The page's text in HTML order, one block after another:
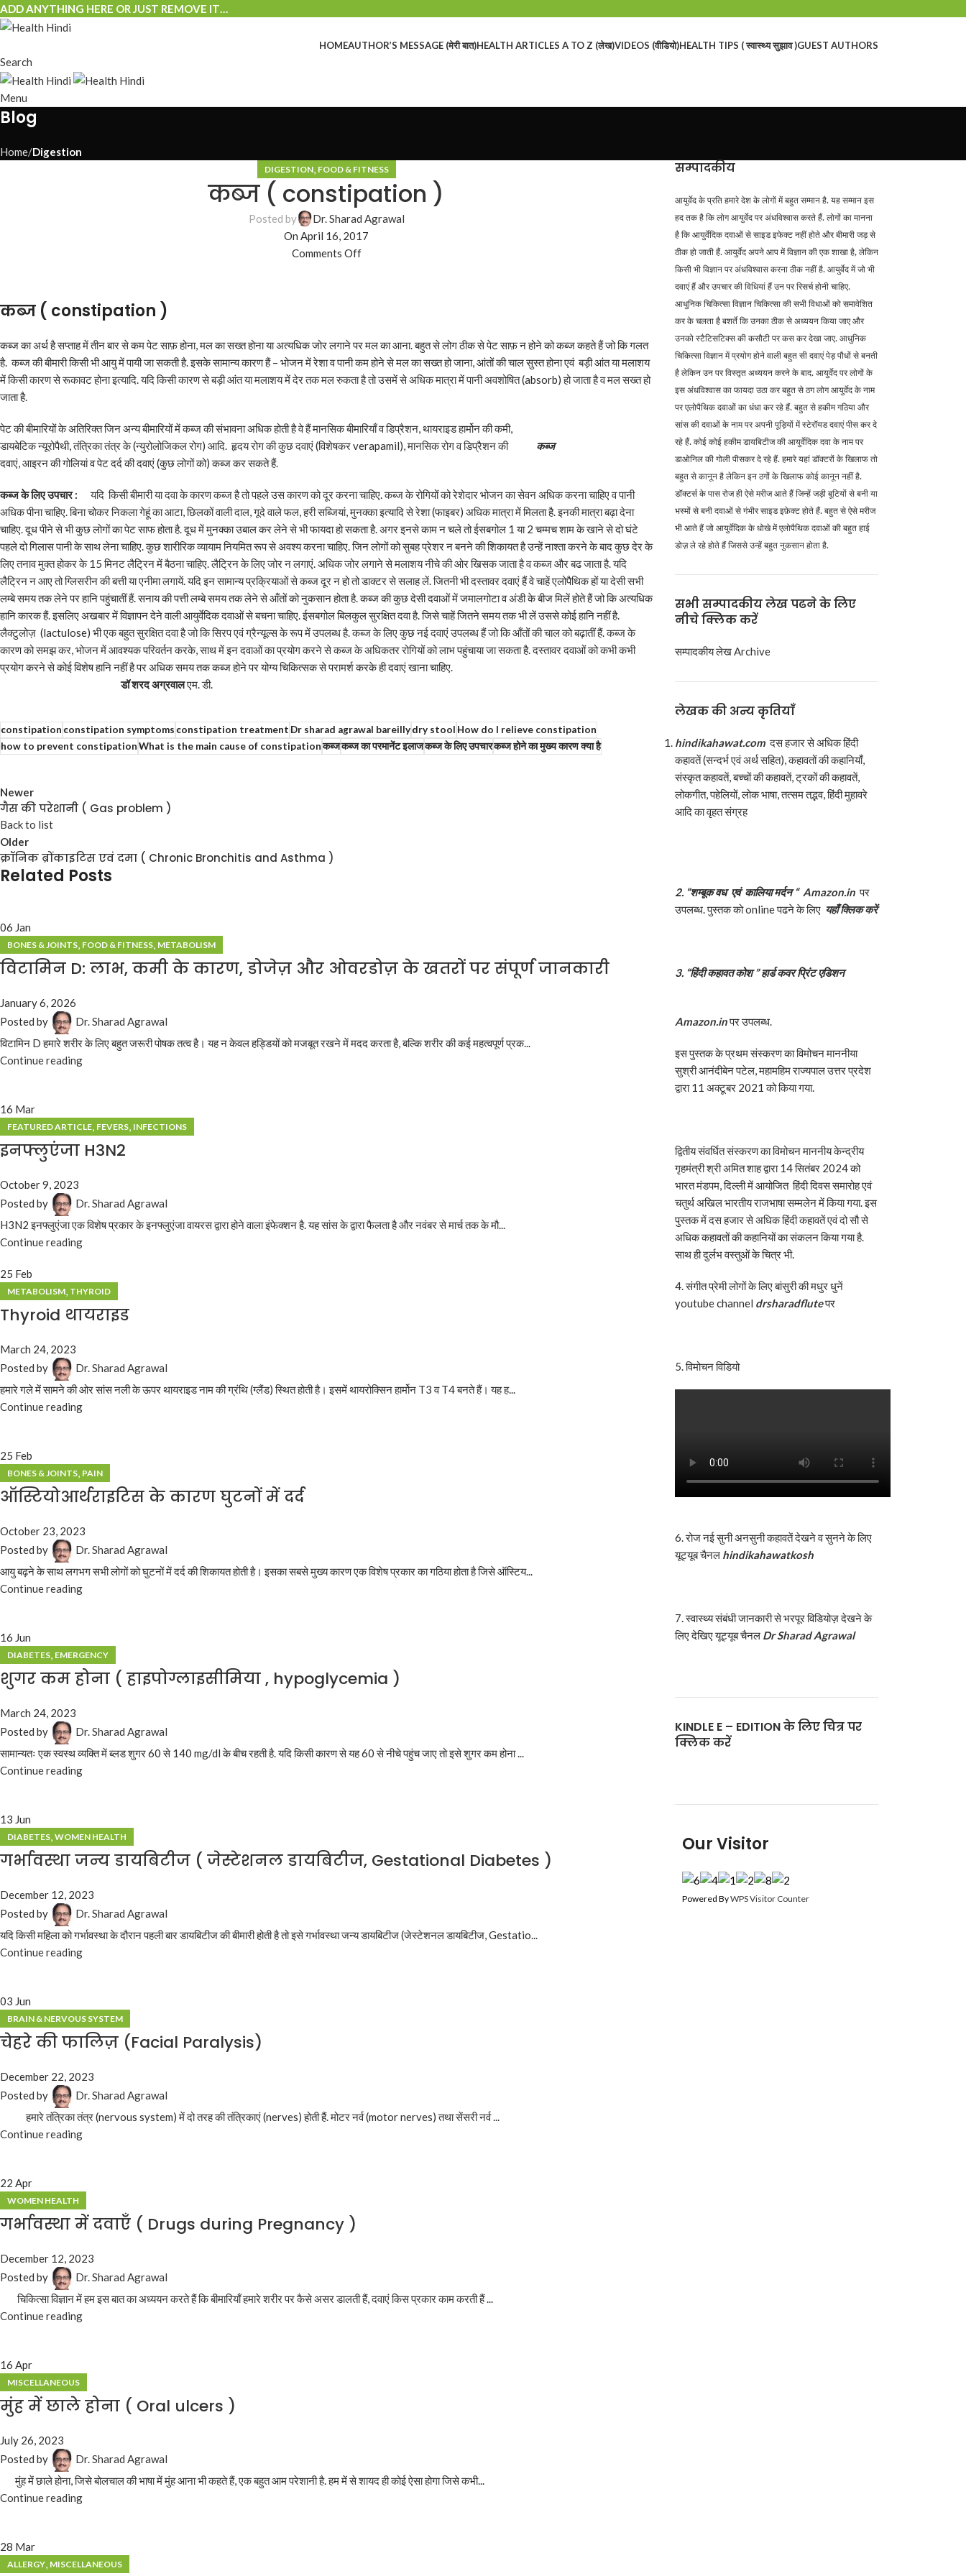
ADD ANYTHING HERE OR JUST REMOVE IT…
HOMEAUTHOR’S MESSAGE (मेरी बात)HEALTH ARTICLES A TO Z (लेख)VIDEOS (वीडियो)HEALTH TIPS ( स्वास्थ्य सुझाव )GUEST AUTHORS
Search
Menu
Blog
Home Digestion
DIGESTION, FOOD & FITNESS
कब्ज ( constipation )
Posted by
Dr. Sharad Agrawal
On April 16, 2017
Comments Off
कब्ज ( constipation )
कब्ज का अर्थ है सप्ताह में तीन बार से कम पेट साफ़ होना, मल का सख्त होना या अत्यधिक जोर लगाने पर मल का आना. बहुत से लोग ठीक से पेट साफ़ न होने को कब्ज कहते हैं जो कि गलत
है. कब्ज की बीमारी किसी भी आयु में पायी जा सकती है. इसके सामान्य कारण हैं – भोजन में रेशा व पानी कम होने से मल का सख्त हो जाना, आंतों की चाल सुस्त होना एवं बड़ी आंत या मलाशय
में किसी कारण से रूकावट होना इत्यादि. यदि किसी कारण से बड़ी आंत या मलाशय में देर तक मल रुकता है तो उसमें से अधिक मात्रा में पानी अवशोषित (absorb) हो जाता है व मल सख्त हो
जाता है.
कब्ज
पेट की बीमारियों के अतिरिक्त जिन अन्य बीमारियों में कब्ज की संभावना अधिक होती है वे हैं मानसिक बीमारियाँ व डिप्रैशन, थायराइड हार्मोन की कमी,
डायबेटिक न्यूरोपैथी, तंत्रिका तंत्र के (न्युरोलोजिकल रोग) आदि. हृदय रोग की कुछ दवाएं (विशेषकर verapamil), मानसिक रोग व डिप्रैशन की
दवाएं, आइरन की गोलियां व पेट दर्द की दवाएं (कुछ लोगों को) कब्ज कर सकते हैं.
कब्ज के लिए उपचार :
यदि किसी बीमारी या दवा के कारण कब्ज है तो पहले उस कारण को दूर करना चाहिए. कब्ज के रोगियों को रेशेदार भोजन का सेवन अधिक करना चाहिए व पानी
अधिक पीना चाहिए. बिना चोकर निकला गेहूं का आटा, छिलकों वाली दाल, गूदे वाले फल, हरी सब्जियां, मुनक्का इत्यादि से रेशा (फाइबर) अधिक मात्रा में मिलता है. इनकी मात्रा बढ़ा देना
चाहिए. दूध पीने से भी कुछ लोगों का पेट साफ होता है. दूध में मुनक्का उबाल कर लेने से भी फायदा हो सकता है. अगर इनसे काम न चले तो ईसबगोल 1 या 2 चम्मच शाम के खाने से दो घंटे
पहले दो गिलास पानी के साथ लेना चाहिए. कुछ शारीरिक व्यायाम नियमित रूप से अवश्य करना चाहिए. जिन लोगों को सुबह प्रेशर न बनने की शिकायत है उन्हें नाश्ता करने के बाद कुछ देर के
लिए तनाव मुक्त होकर के 15 मिनट लैट्रिन में बैठना चाहिए. लैट्रिन के लिए जोर न लगाएं. अधिक जोर लगाने से मलाशय नीचे की ओर खिसक जाता है व कब्ज और बढ जाता है. यदि
लैट्रिन न आए तो ग्लिसरीन की बत्ती या एनीमा लगायें. यदि इन सामान्य प्रक्रियाओं से कब्ज दूर न हो तो डाक्टर से सलाह लें. जितनी भी दस्तावर दवाएं हैं वे चाहें एलोपैथिक हों या देसी सभी
लम्बे समय तक लेने पर हानि पहुंचातीं हैं. सनाय की पत्ती लम्बे समय तक लेने से आँतों को नुकसान होता है. कब्ज की कुछ देसी दवाओं में जमालगोटा व अंडी के बीज मिलें होते हैं जो कि अत्यधिक
हानि कारक हैं. इसलिए अखबार में विज्ञापन देने वाली आयुर्वेदिक दवाओं से बचना चाहिए. ईसबगोल बिलकुल सुरक्षित दवा है. जिसे चाहें जितने समय तक भी लें उससे कोई हानि नहीं है.
लैक्टुलोज़ (lactulose) भी एक बहुत सुरक्षित दवा है जो कि सिरप एवं ग्रैन्यूल्स के रूप में उपलब्ध है. कब्ज के लिए कुछ नई दवाएं उपलब्ध हैं जो कि आँतों की चाल को बढ़ातीं हैं. कब्ज के
कारण को समझ कर, भोजन में आवश्यक परिवर्तन करके, साथ में इन दवाओं का प्रयोग करने से कब्ज के अधिकतर रोगियों को लाभ पहुंचाया जा सकता है. दस्तावर दवाओं को कभी कभी
प्रयोग करने से कोई विशेष हानि नहीं है पर अधिक समय तक कब्ज होने पर योग्य चिकित्सक से परामर्श करके ही दवाएं खाना चाहिए.
डॉ शरद अग्रवालएम. डी.
constipationconstipation symptomsconstipation treatmentDr sharad agrawal bareillydry stoolHow do I relieve constipation
how to prevent constipationWhat is the main cause of constipationकब्जकब्ज का परमानेंट इलाजकब्ज के लिए उपचारकब्ज होने का मुख्य कारण क्या है
Newer
गैस की परेशानी ( Gas problem )
Back to list
Older
क्रॉनिक ब्रोंकाइटिस एवं दमा ( Chronic Bronchitis and Asthma )
Related Posts
06 Jan
BONES & JOINTS, FOOD & FITNESS, METABOLISM
विटामिन D: लाभ, कमी के कारण, डोजेज़ और ओवरडोज़ के खतरों पर संपूर्ण जानकारी
January 6, 2026
Posted by
Dr. Sharad Agrawal
विटामिन D हमारे शरीर के लिए बहुत जरूरी पोषक तत्व है। यह न केवल हड्डियों को मजबूत रखने में मदद करता है, बल्कि शरीर की कई महत्वपूर्ण प्रक...
Continue reading
16 Mar
FEATURED ARTICLE, FEVERS, INFECTIONS
इनफ्लुएंजा H3N2
October 9, 2023
Posted by
Dr. Sharad Agrawal
H3N2 इनफ्लुएंजा एक विशेष प्रकार के इनफ्लुएंजा वायरस द्वारा होने वाला इंफेक्शन है. यह सांस के द्वारा फैलता है और नवंबर से मार्च तक के मौ...
Continue reading
25 Feb
METABOLISM, THYROID
Thyroid थायराइड
March 24, 2023
Posted by
Dr. Sharad Agrawal
हमारे गले में सामने की ओर सांस नली के ऊपर थायराइड नाम की ग्रंथि (ग्लैंड) स्थित होती है। इसमें थायरोक्सिन हार्मोन T3 व T4 बनते हैं। यह ह...
Continue reading
25 Feb
BONES & JOINTS, PAIN
ऑस्टियोआर्थराइटिस के कारण घुटनों में दर्द
October 23, 2023
Posted by
Dr. Sharad Agrawal
आयु बढ़ने के साथ लगभग सभी लोगों को घुटनों में दर्द की शिकायत होती है। इसका सबसे मुख्य कारण एक विशेष प्रकार का गठिया होता है जिसे ऑस्टिय...
Continue reading
16 Jun
DIABETES, EMERGENCY
शुगर कम होना ( हाइपोग्लाइसीमिया , hypoglycemia )
March 24, 2023
Posted by
Dr. Sharad Agrawal
सामान्यतः एक स्वस्थ व्यक्ति में ब्लड शुगर 60 से 140 mg/dl के बीच रहती है. यदि किसी कारण से यह 60 से नीचे पहुंच जाए तो इसे शुगर कम होना ...
Continue reading
13 Jun
DIABETES, WOMEN HEALTH
गर्भावस्था जन्य डायबिटीज ( जेस्टेशनल डायबिटीज, Gestational Diabetes )
December 12, 2023
Posted by
Dr. Sharad Agrawal
यदि किसी महिला को गर्भावस्था के दौरान पहली बार डायबिटीज की बीमारी होती है तो इसे गर्भावस्था जन्य डायबिटीज (जेस्टेशनल डायबिटीज, Gestatio...
Continue reading
03 Jun
BRAIN & NERVOUS SYSTEM
चेहरे की फालिज़ (Facial Paralysis)
December 22, 2023
Posted by
Dr. Sharad Agrawal
हमारे तंत्रिका तंत्र (nervous system) में दो तरह की तंत्रिकाएं (nerves) होती हैं. मोटर नर्व (motor nerves) तथा सेंसरी नर्व ...
Continue reading
22 Apr
WOMEN HEALTH
गर्भावस्था में दवाएँ ( Drugs during Pregnancy )
December 12, 2023
Posted by
Dr. Sharad Agrawal
चिकित्सा विज्ञान में हम इस बात का अध्ययन करते हैं कि बीमारियाँ हमारे शरीर पर कैसे असर डालती हैं, दवाएं किस प्रकार काम करती हैं ...
Continue reading
16 Apr
MISCELLANEOUS
मुंह में छाले होना ( Oral ulcers )
July 26, 2023
Posted by
Dr. Sharad Agrawal
मुंह में छाले होना, जिसे बोलचाल की भाषा में मुंह आना भी कहते हैं, एक बहुत आम परेशानी है. हम में से शायद ही कोई ऐसा होगा जिसे कभी...
Continue reading
28 Mar
ALLERGY, MISCELLANEOUS
सम्पादकीय
आयुर्वेद के प्रति हमारे देश के लोगों में बहुत सम्मान है. यह सम्मान इस
हद तक है कि लोग आयुर्वेद पर अंधविश्वास करते हैं. लोगों का मानना
है कि आयुर्वेदिक दवाओं से साइड इफेक्ट नहीं होते और बीमारी जड़ से
ठीक हो जाती हैं. आयुर्वेद अपने आप में विज्ञान की एक शाखा है,लेकिन
किसी भी विज्ञान पर अंधविश्वास करना ठीक नहीं है. आयुर्वेद में जो भी
दवाएं हैं और उपचार की विधियां हैं उन पर रिसर्च होनी चाहिए.
आधुनिक चिकित्सा विज्ञान चिकित्सा की सभी विधाओं को समावेशित
कर के चलता है बशर्ते कि उनका ठीक से अध्ययन किया जाए और
उनको स्टैटिसटिक्स की कसौटी पर कस कर देखा जाए. आधुनिक
चिकित्सा विज्ञान में प्रयोग होने वाली बहुत सी दवाएं पेड़ पौधों से बनती
है लेकिन उन पर विस्तृत अध्ययन करने के बाद. आयुर्वेद पर लोगों के
इस अंधविश्वास का फायदा उठा कर बहुत से ठग लोग आयुर्वेद के नाम
पर एलोपैथिक दवाओं का धंधा कर रहे हैं. बहुत से हकीम गठिया और
सांस की दवाओं के नाम पर अपनी पूड़ियों में स्टेरॉयड दवाएं पीस कर दे
रहे हैं. कोई कोई हकीम डायबिटीज की आयुर्वेदिक दवा के नाम पर
डाओनिल की गोली पीसकर दे रहे हैं. हमारे यहां डॉक्टरों के खिलाफ तो
बहुत से कानून है लेकिन इन ठगों के खिलाफ कोई कानून नहीं है.
डॉक्टर्स के पास रोज ही ऐसे मरीज आते हैं जिन्हें जड़ी बूटियों से बनी या
भस्मों से बनी दवाओं से गंभीर साइड इफ़ेक्ट होते हैं. बहुत से ऐसे मरीज
भी आते हैं जो आयुर्वेदिक के धोखे में एलोपैथिक दवाओं की बहुत हाई
डोज़ ले रहे होते हैं जिससे उन्हें बहुत नुकसान होता है.
सभी सम्पादकीय लेख पढने के लिए
नीचे क्लिक करें
सम्पादकीय लेख Archive
लेखक की अन्य कृतियाँ
hindikahawat.comदस हजार से अधिक हिंदी
कहावतें (सन्दर्भ एवं अर्थ सहित), कहावतों की कहानियाँ,
संस्कृत कहावतें, बच्चों की कहावतें, ट्रकों की कहावतें,
लोकगीत, पहेलियों, लोक भाषा, तत्सम तद्भव, हिंदी मुहावरे
आदि का वृहत संग्रह
2. “शम्बूक वध एवं कालिया मर्दन “ Amazon.inपर
उपलब्ध. पुस्तक को online पढने के लिए यहाँ क्लिक करें
3. “हिंदी कहावत कोश ” हार्ड कवर प्रिंट एडिशन
Amazon.inपर उपलब्ध.
इस पुस्तक के प्रथम संस्करण का विमोचन माननीया
सुश्री आनंदीबेन पटेल, महामहिम राज्यपाल उत्तर प्रदेश
द्वारा 11 अक्टूबर 2021 को किया गया.
द्वितीय संवर्धित संस्करण का विमोचन माननीय केन्द्रीय
गृहमंत्री श्री अमित शाह द्वारा 14 सितंबर 2024 को
भारत मंडपम, दिल्ली में आयोजित हिंदी दिवस समारोह एवं
चतुर्थ अखिल भारतीय राजभाषा सम्मलेन में किया गया. इस
पुस्तक में दस हजार से अधिक हिंदी कहावतें एवं दो सौ से
अधिक कहावतों की कहानियों का संकलन किया गया है.
साथ ही दुर्लभ वस्तुओं के चित्र भी.
4. संगीत प्रेमी लोगों के लिए बांसुरी की मधुर धुनें
youtube channel drsharadfluteपर
5. विमोचन विडियो
6. रोज नई सुनी अनसुनी कहावतें देखने व सुनने के लिए
यूट्यूब चैनल hindikahawatkosh
7. स्वास्थ्य संबंधी जानकारी से भरपूर विडियोज़ देखने के
लिए देखिए यूट्यूब चैनल Dr Sharad Agrawal
KINDLE E – EDITION के लिए चित्र पर
क्लिक करें
Our Visitor
Powered ByWPS Visitor Counter